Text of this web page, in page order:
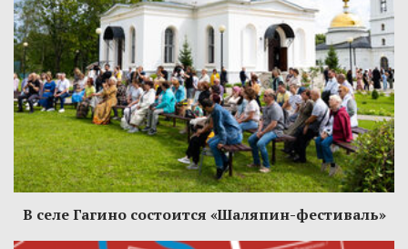
В селе Гагино состоится «Шаляпин-фестиваль»